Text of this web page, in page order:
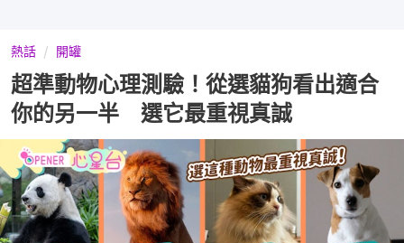
熱話 開罐
超準動物心理測驗！從選貓狗看出適合
你的另一半 選它最重視真誠